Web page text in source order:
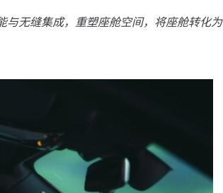
与无缝集成，重塑座舱空间，将座舱转化为